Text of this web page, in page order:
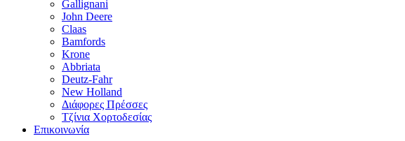
Gallignani
John Deere
Claas
Bamfords
Krone
Abbriata
Deutz-Fahr
New Holland
Διάφορες Πρέσσες
Τζίνια Χορτοδεσίας
Επικοινωνία